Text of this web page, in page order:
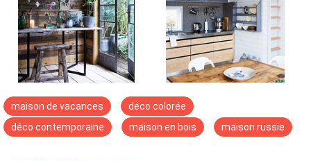
maison de vacances
déco colorée
déco contemporaine
maison en bois maison russie